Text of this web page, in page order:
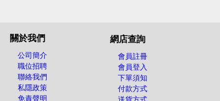
關於我們
公司簡介
職位招聘
聯絡我們
私隱政策
網店查詢
會員註冊
會員登入
下單須知
付款方式